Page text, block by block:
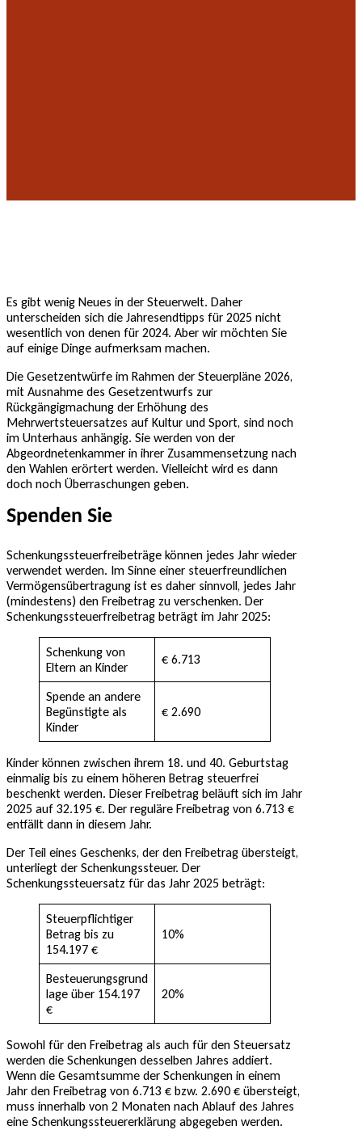
Es gibt wenig Neues in der Steuerwelt. Daher
unterscheiden sich die Jahresendtipps für 2025 nicht
wesentlich von denen für 2024. Aber wir möchten Sie
auf einige Dinge aufmerksam machen.
Die Gesetzentwürfe im Rahmen der Steuerpläne 2026,
mit Ausnahme des Gesetzentwurfs zur
Rückgängigmachung der Erhöhung des
Mehrwertsteuersatzes auf Kultur und Sport, sind noch
im Unterhaus anhängig. Sie werden von der
Abgeordnetenkammer in ihrer Zusammensetzung nach
den Wahlen erörtert werden. Vielleicht wird es dann
doch noch Überraschungen geben.
Spenden Sie
Schenkungssteuerfreibeträge können jedes Jahr wieder
verwendet werden. Im Sinne einer steuerfreundlichen
Vermögensübertragung ist es daher sinnvoll, jedes Jahr
(mindestens) den Freibetrag zu verschenken. Der
Schenkungssteuerfreibetrag beträgt im Jahr 2025:
Schenkung von
Eltern an Kinder
€ 6.713
Spende an andere
Begünstigte als
Kinder
€ 2.690
Kinder können zwischen ihrem 18. und 40. Geburtstag
einmalig bis zu einem höheren Betrag steuerfrei
beschenkt werden. Dieser Freibetrag beläuft sich im Jahr
2025 auf 32.195 €. Der reguläre Freibetrag von 6.713 €
entfällt dann in diesem Jahr.
Der Teil eines Geschenks, der den Freibetrag übersteigt,
unterliegt der Schenkungssteuer. Der
Schenkungssteuersatz für das Jahr 2025 beträgt:
Steuerpflichtiger
Betrag bis zu
154.197 €
10%
Besteuerungsgrund
lage über 154.197
€
20%
Sowohl für den Freibetrag als auch für den Steuersatz
werden die Schenkungen desselben Jahres addiert.
Wenn die Gesamtsumme der Schenkungen in einem
Jahr den Freibetrag von 6.713 € bzw. 2.690 € übersteigt,
muss innerhalb von 2 Monaten nach Ablauf des Jahres
eine Schenkungssteuererklärung abgegeben werden.